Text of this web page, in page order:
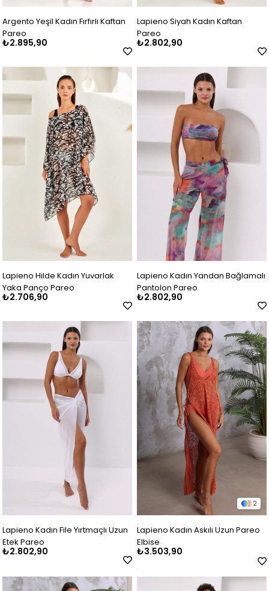
Argento Yeşil Kadın Fırfırlı Kaftan
Pareo
₺2.895,90
Lapieno Siyah Kadın Kaftan
Pareo
₺2.802,90
Lapieno Hılde Kadın Yuvarlak
Yaka Panço Pareo
₺2.706,90
Lapieno Kadın Yandan Bağlamalı
Pantolon Pareo
₺2.802,90
Lapieno Kadın File Yırtmaçlı Uzun
Etek Pareo
₺2.802,90
2
Lapieno Kadın Askılı Uzun Pareo
Elbise
₺3.503,90